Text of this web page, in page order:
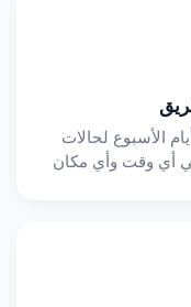
الأسبوع لحالات